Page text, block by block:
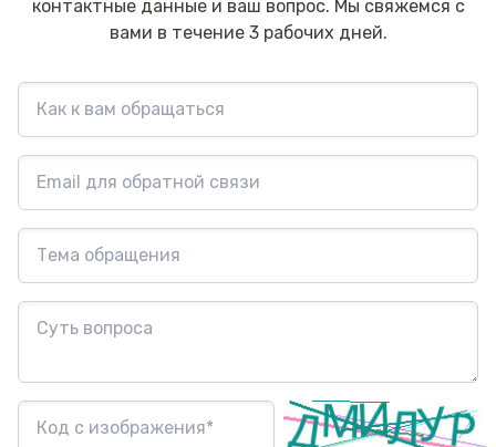
контактные данные и ваш вопрос. Мы свяжемся с
вами в течение 3 рабочих дней.